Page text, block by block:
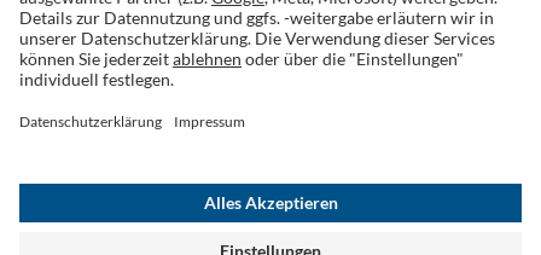
Widerruf einreichen